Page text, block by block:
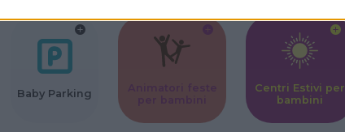
Baby Parking
Centri Estivi per
bambini